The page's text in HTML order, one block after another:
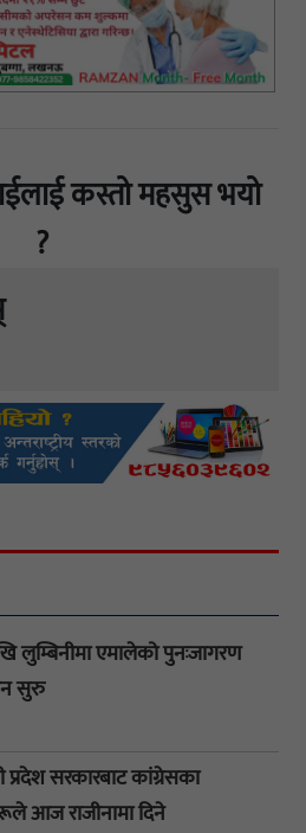
कस्तो महसुस भयो
?
लुम्बिनीमा एमालेको पुनःजागरण
सुरु
प्रदेश सरकारबाट कांग्रेसका
आज राजीनामा दिने